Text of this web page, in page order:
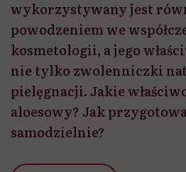
wykorzystywany jest
powodzeniem we
kosmetologii, a jego
nie tylko zwolenniczki
pielęgnacji. Jakie
aloesowy? Jak
samodzielnie?